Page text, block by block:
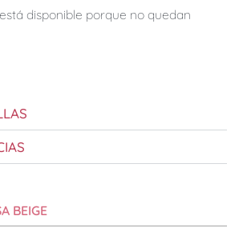
disponible porque no quedan
BEIGE